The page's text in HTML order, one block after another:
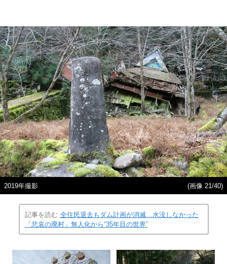
2019年撮影 (画像 21/40)
記事を読む 全住民退去もダム計画が消滅…水没しなかった
「悲哀の廃村」無人化から“35年目の世界”